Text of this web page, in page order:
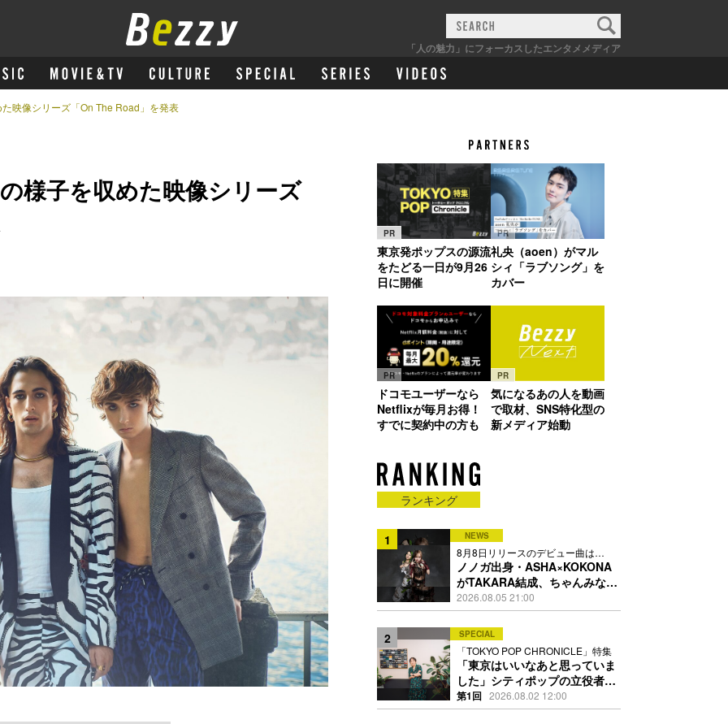
「人の魅力」にフォーカスしたエンタメメディア
映像シリーズ「On The Road」を発表
様子を収めた映像シリーズ
PR
東京発ポップスの源流
をたどる一日が9月26
日に開催
PR
礼央（aoen）がマル
シィ「ラブソング」を
カバー
PR
ドコモユーザーなら
Netflixが毎月お得！
すでに契約中の方も
PR
気になるあの人を動画
で取材、SNS特化型の
新メディア始動
ランキング
1 NEWS
8月8日リリースのデビュー曲は
「Time is money」
ノノガ出身・ASHA×KOKONA
がTAKARA結成、ちゃんみな主
宰レーベル第2弾アーティスト
に
2026.08.05 21:00
2 SPECIAL
「TOKYO POP CHRONICLE」特集
「東京はいいなあと思っていま
した」シティポップの立役者・
伊藤銀次の名曲回想録
第1回 2026.08.02 12:00